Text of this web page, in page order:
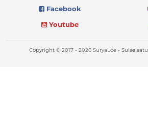
Facebook
Youtube
Copyright © 2017 - 2026 SuryaLoe - Sulselsatu